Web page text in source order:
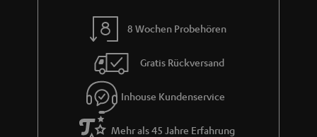
8 Wochen Probehören
Gratis Rückversand
Inhouse Kundenservice
Mehr als 45 Jahre Erfahrung